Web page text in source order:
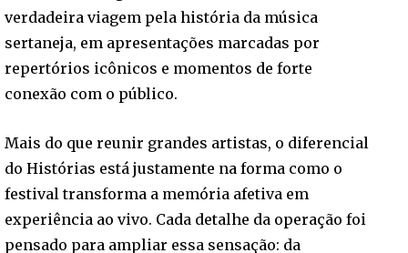
verdadeira viagem pela história da música
sertaneja, em apresentações marcadas por
repertórios icônicos e momentos de forte
conexão com o público.
Mais do que reunir grandes artistas, o diferencial
do Histórias está justamente na forma como o
festival transforma a memória afetiva em
experiência ao vivo. Cada detalhe da operação foi
pensado para ampliar essa sensação: da